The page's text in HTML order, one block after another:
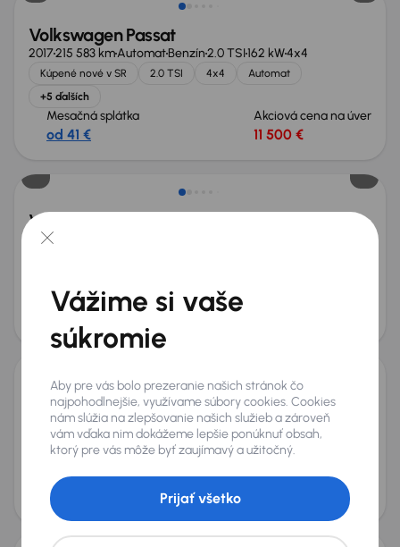
Volkswagen Passat
2017215 583 kmAutomatBenzín2.0 TSI162 kW4x4
Kúpené nové v SR 2.0 TSI 4x4
Automat
+5 ďalších
Mesačná splátka
od 41 €
Akciová cena na úver
11 500 €
Volkswagen Passat
2021
Mesačná splátka
Zlacnené o 1 500 €
Volkswagen Passat
2021180 363 kmAutomatDiesel2.0 TDI110 kW
Po prvom majiteľovi Kúpené nové v SR
2.0 TDI
Automat
Mesačná splátka
od 50 €
Akciová cena na úver
Vážime si vaše
súkromie
Aby pre vás bolo prezeranie našich stránok čo
najpohodlnejšie, využívame súbory cookies. Cookies
nám slúžia na zlepšovanie našich služieb a zároveň
vám vďaka nim dokážeme lepšie ponúknuť obsah,
ktorý pre vás môže byť zaujímavý a užitočný.
Prijať všetko